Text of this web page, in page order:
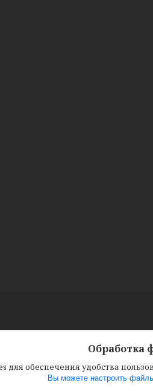
Обработка
для обеспечения удобства
Вы можете настроить